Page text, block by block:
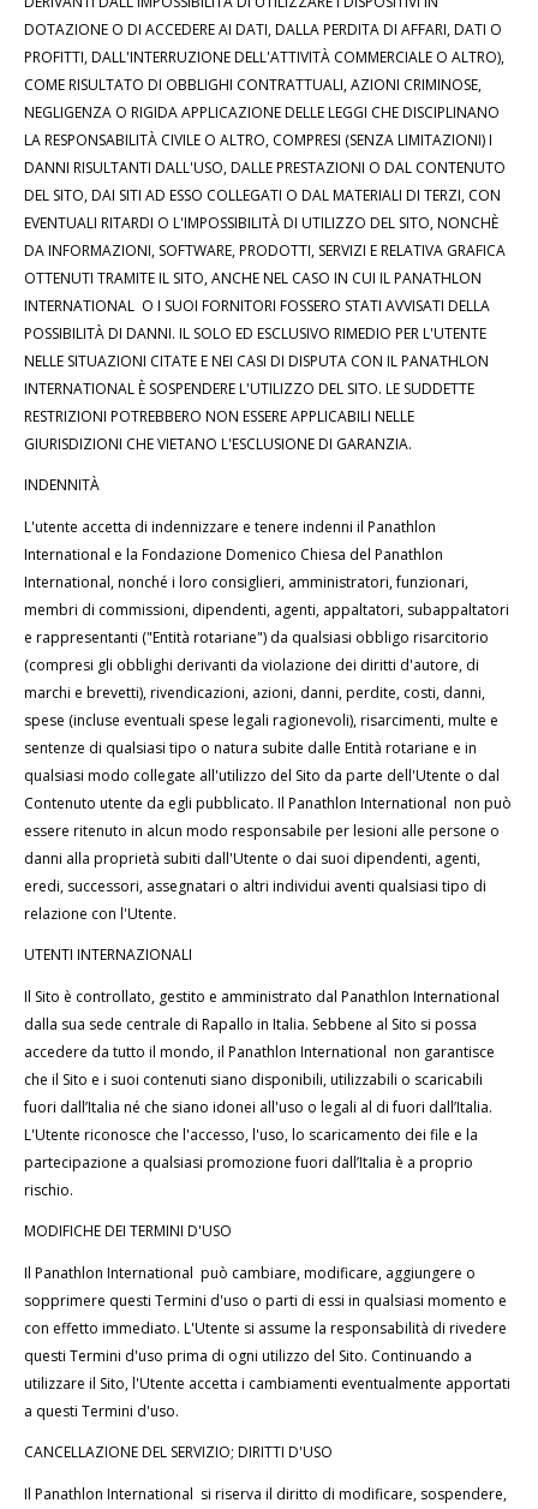
DOTAZIONE O DI ACCEDERE AI DATI, DALLA PERDITA DI AFFARI, DATI O
PROFITTI, DALL'INTERRUZIONE DELL'ATTIVITÀ COMMERCIALE O ALTRO),
COME RISULTATO DI OBBLIGHI CONTRATTUALI, AZIONI CRIMINOSE,
NEGLIGENZA O RIGIDA APPLICAZIONE DELLE LEGGI CHE DISCIPLINANO
LA RESPONSABILITÀ CIVILE O ALTRO, COMPRESI (SENZA LIMITAZIONI) I
DANNI RISULTANTI DALL'USO, DALLE PRESTAZIONI O DAL CONTENUTO
DEL SITO, DAI SITI AD ESSO COLLEGATI O DAL MATERIALI DI TERZI, CON
EVENTUALI RITARDI O L'IMPOSSIBILITÀ DI UTILIZZO DEL SITO, NONCHÈ
DA INFORMAZIONI, SOFTWARE, PRODOTTI, SERVIZI E RELATIVA GRAFICA
OTTENUTI TRAMITE IL SITO, ANCHE NEL CASO IN CUI IL PANATHLON
INTERNATIONAL O I SUOI FORNITORI FOSSERO STATI AVVISATI DELLA
POSSIBILITÀ DI DANNI. IL SOLO ED ESCLUSIVO RIMEDIO PER L'UTENTE
NELLE SITUAZIONI CITATE E NEI CASI DI DISPUTA CON IL PANATHLON
INTERNATIONAL È SOSPENDERE L'UTILIZZO DEL SITO. LE SUDDETTE
RESTRIZIONI POTREBBERO NON ESSERE APPLICABILI NELLE
GIURISDIZIONI CHE VIETANO L'ESCLUSIONE DI GARANZIA.
INDENNITÀ
L'utente accetta di indennizzare e tenere indenni il Panathlon
International e la Fondazione Domenico Chiesa del Panathlon
International, nonché i loro consiglieri, amministratori, funzionari,
membri di commissioni, dipendenti, agenti, appaltatori, subappaltatori
e rappresentanti ("Entità rotariane") da qualsiasi obbligo risarcitorio
(compresi gli obblighi derivanti da violazione dei diritti d'autore, di
marchi e brevetti), rivendicazioni, azioni, danni, perdite, costi, danni,
spese (incluse eventuali spese legali ragionevoli), risarcimenti, multe e
sentenze di qualsiasi tipo o natura subite dalle Entità rotariane e in
qualsiasi modo collegate all'utilizzo del Sito da parte dell'Utente o dal
Contenuto utente da egli pubblicato. Il Panathlon International non può
essere ritenuto in alcun modo responsabile per lesioni alle persone o
danni alla proprietà subiti dall'Utente o dai suoi dipendenti, agenti,
eredi, successori, assegnatari o altri individui aventi qualsiasi tipo di
relazione con l'Utente.
UTENTI INTERNAZIONALI
Il Sito è controllato, gestito e amministrato dal Panathlon International
dalla sua sede centrale di Rapallo in Italia. Sebbene al Sito si possa
accedere da tutto il mondo, il Panathlon International non garantisce
che il Sito e i suoi contenuti siano disponibili, utilizzabili o scaricabili
fuori dall’Italia né che siano idonei all'uso o legali al di fuori dall’Italia.
L'Utente riconosce che l'accesso, l'uso, lo scaricamento dei file e la
partecipazione a qualsiasi promozione fuori dall’Italia è a proprio
rischio.
MODIFICHE DEI TERMINI D'USO
Il Panathlon International può cambiare, modificare, aggiungere o
sopprimere questi Termini d'uso o parti di essi in qualsiasi momento e
con effetto immediato. L'Utente si assume la responsabilità di rivedere
questi Termini d'uso prima di ogni utilizzo del Sito. Continuando a
utilizzare il Sito, l'Utente accetta i cambiamenti eventualmente apportati
a questi Termini d'uso.
CANCELLAZIONE DEL SERVIZIO; DIRITTI D'USO
Il Panathlon International si riserva il diritto di modificare, sospendere,